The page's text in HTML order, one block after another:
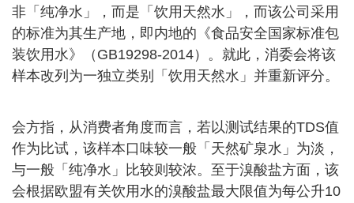
非「纯净水」，而是「饮用天然水」，而该公司采用
的标准为其生产地，即内地的《食品安全国家标准包
装饮用水》（GB19298-2014）。就此，消委会将该
样本改列为一独立类别「饮用天然水」并重新评分。
会方指，从消费者角度而言，若以测试结果的TDS值
作为比试，该样本口味较一般「天然矿泉水」为淡，
与一般「纯净水」比较则较浓。至于溴酸盐方面，该
会根据欧盟有关饮用水的溴酸盐最大限值为每公升10